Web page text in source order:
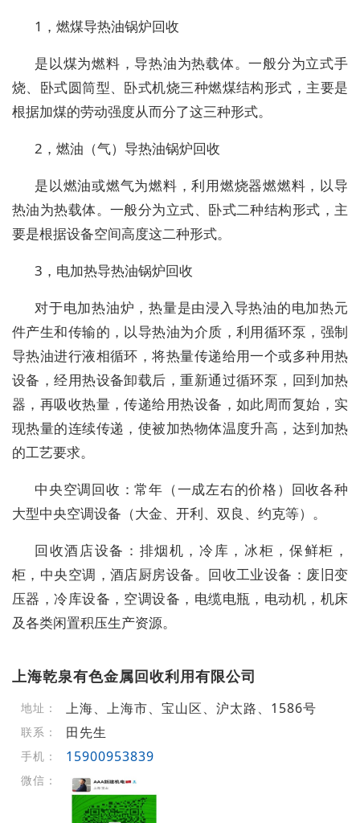
1，燃煤导热油锅炉回收
是以煤为燃料，导热油为热载体。一般分为立式手
烧、卧式圆筒型、卧式机烧三种燃煤结构形式，主要是
根据加煤的劳动强度从而分了这三种形式。
2，燃油（气）导热油锅炉回收
是以燃油或燃气为燃料，利用燃烧器燃燃料，以导
热油为热载体。一般分为立式、卧式二种结构形式，主
要是根据设备空间高度这二种形式。
3，电加热导热油锅炉回收
对于电加热油炉，热量是由浸入导热油的电加热元
件产生和传输的，以导热油为介质，利用循环泵，强制
导热油进行液相循环，将热量传递给用一个或多种用热
设备，经用热设备卸载后，重新通过循环泵，回到加热
器，再吸收热量，传递给用热设备，如此周而复始，实
现热量的连续传递，使被加热物体温度升高，达到加热
的工艺要求。
中央空调回收：常年（一成左右的价格）回收各种
大型中央空调设备（大金、开利、双良、约克等）。
回收酒店设备：排烟机，冷库，冰柜，保鲜柜，
柜，中央空调，酒店厨房设备。回收工业设备：废旧变
压器，冷库设备，空调设备，电缆电瓶，电动机，机床
及各类闲置积压生产资源。
上海乾泉有色金属回收利用有限公司
地址： 上海、上海市、宝山区、沪太路、1586号
联系： 田先生
手机： 15900953839
微信：